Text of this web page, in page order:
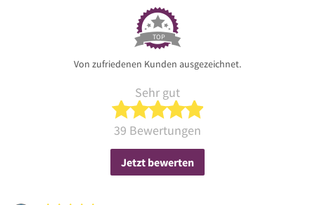
TOP
Von zufriedenen Kunden ausgezeichnet.
Sehr gut
5 von 5 Sternen
39 Bewertungen
Jetzt bewerten